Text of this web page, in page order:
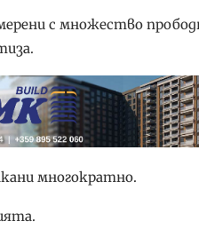
с множество
многократно.